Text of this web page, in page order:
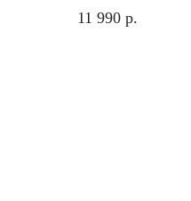
11 990 р.